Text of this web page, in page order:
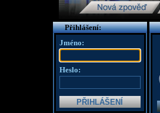
Přihlášení:
Jméno:
Heslo: